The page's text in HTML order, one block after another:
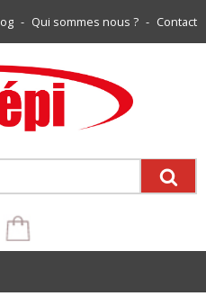
- Qui sommes nous ? - Contact